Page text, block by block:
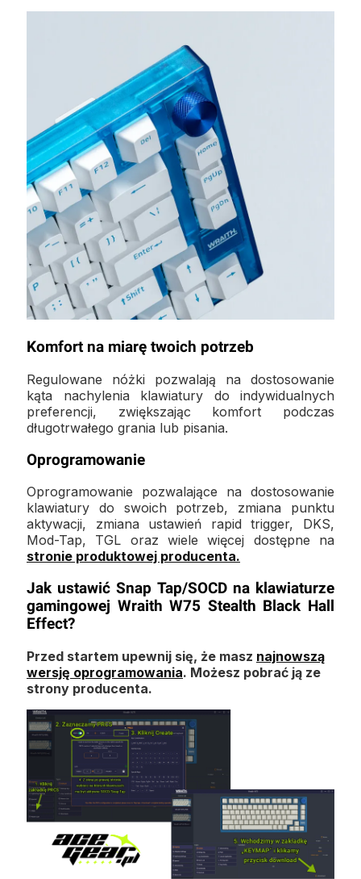
Komfort na miarę twoich potrzeb
Regulowane nóżki pozwalają na dostosowanie
kąta nachylenia klawiatury do indywidualnych
preferencji, zwiększając komfort podczas
długotrwałego grania lub pisania.
Oprogramowanie
Oprogramowanie pozwalające na dostosowanie
klawiatury do swoich potrzeb, zmiana punktu
aktywacji, zmiana ustawień rapid trigger, DKS,
Mod-Tap, TGL oraz wiele więcej dostępne na
stronie produktowej producenta.
Jak ustawić Snap Tap/SOCD na klawiaturze
gamingowej Wraith W75 Stealth Black Hall
Effect?
Przed startem upewnij się, że masz najnowszą
wersję oprogramowania. Możesz pobrać ją ze
strony producenta.